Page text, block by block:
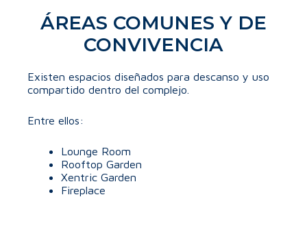
ÁREAS COMUNES Y DE
CONVIVENCIA
Existen espacios diseñados para descanso y uso
compartido dentro del complejo.
Entre ellos:
Lounge Room
Rooftop Garden
Xentric Garden
Fireplace